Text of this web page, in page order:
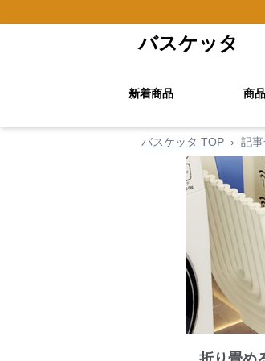
バスケッタ
新着商品 商
バスケッタ TOP › 記